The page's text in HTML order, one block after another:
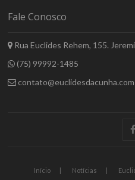
Fale Conosco
Rua Euclides Rehem, 155.
(75) 99992-1485
contato@euclidesdacunha.com
Início Notícias